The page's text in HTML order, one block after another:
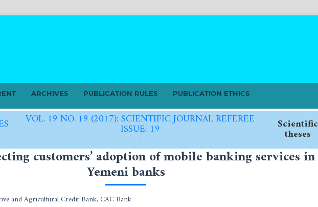
ARCHIVES PUBLICATION RULES PUBLICATION ETHICS
VOL. 19 NO. 19 (2017): SCIENTIFIC JOURNAL REFEREE
ISSUE: 19
/
Scientific
theses
customers’ adoption of mobile banking services in
Yemeni banks
and Agricultural Credit Bank, CAC Bank